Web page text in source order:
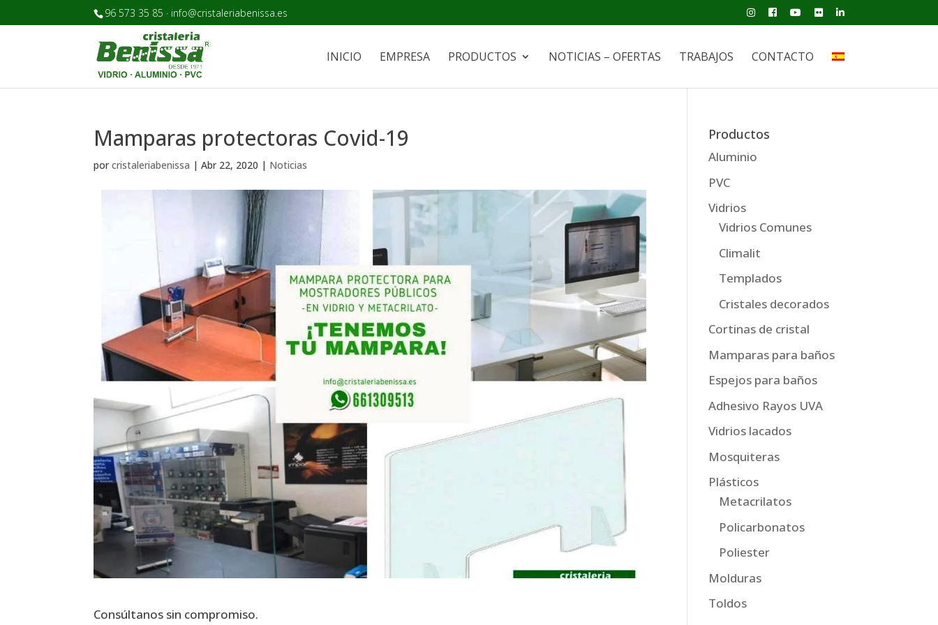
96 573 35 85 · info@cristaleriabenissa.es
INICIO EMPRESA PRODUCTOS NOTICIAS – OFERTAS TRABAJOS CONTACTO
Mamparas protectoras Covid-19
porcristaleriabenissa |Abr 22, 2020 | Noticias
Consúltanos sin compromiso.
Productos
Aluminio
PVC
Vidrios
Vidrios Comunes
Climalit
Templados
Cristales decorados
Cortinas de cristal
Mamparas para baños
Espejos para baños
Adhesivo Rayos UVA
Vidrios lacados
Mosquiteras
Plásticos
Metacrilatos
Policarbonatos
Poliester
Molduras
Toldos